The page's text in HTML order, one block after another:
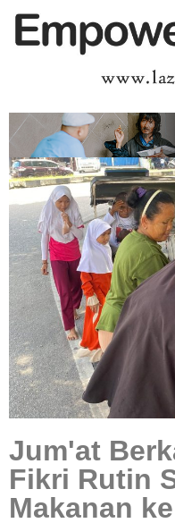
Jum'at
Fikri Rutin
Makanan